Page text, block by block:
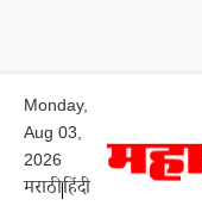
Monday,
Aug 03,
2026
मराठीहिंदी